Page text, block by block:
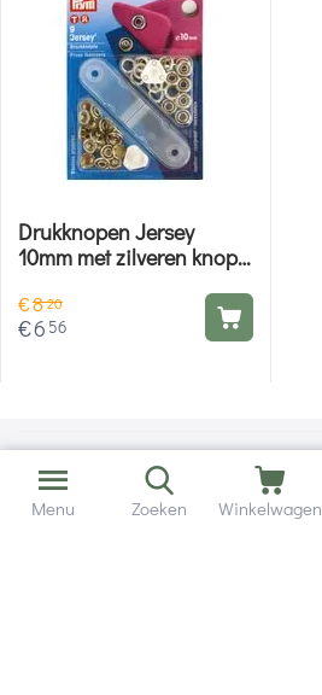
Drukknopen Jersey
10mm met zilveren knop -
€820
€6 56
Menu Zoeken Winkelwagen